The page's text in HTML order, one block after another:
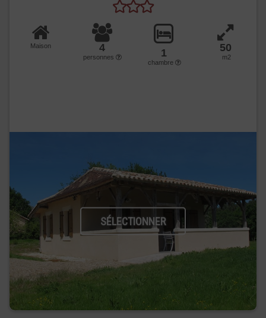
Maison 4
personnes 1
chambre
50
m2
SÉLECTIONNER